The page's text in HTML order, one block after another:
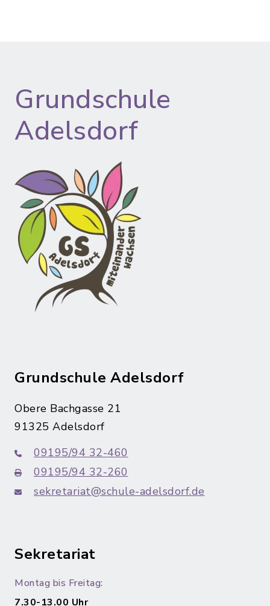
Grundschule
Adelsdorf
Grundschule Adelsdorf
Obere Bachgasse 21
91325 Adelsdorf
09195/94 32-460
09195/94 32-260
sekretariat@schule-adelsdorf.de
Sekretariat
Montag bis Freitag:
7.30-13.00 Uhr